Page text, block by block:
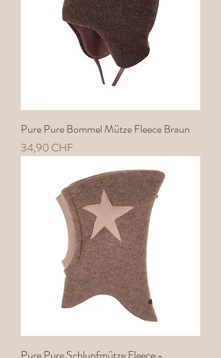
Pure Pure Bommel Mütze Fleece Braun
Preis
34,90 CHF